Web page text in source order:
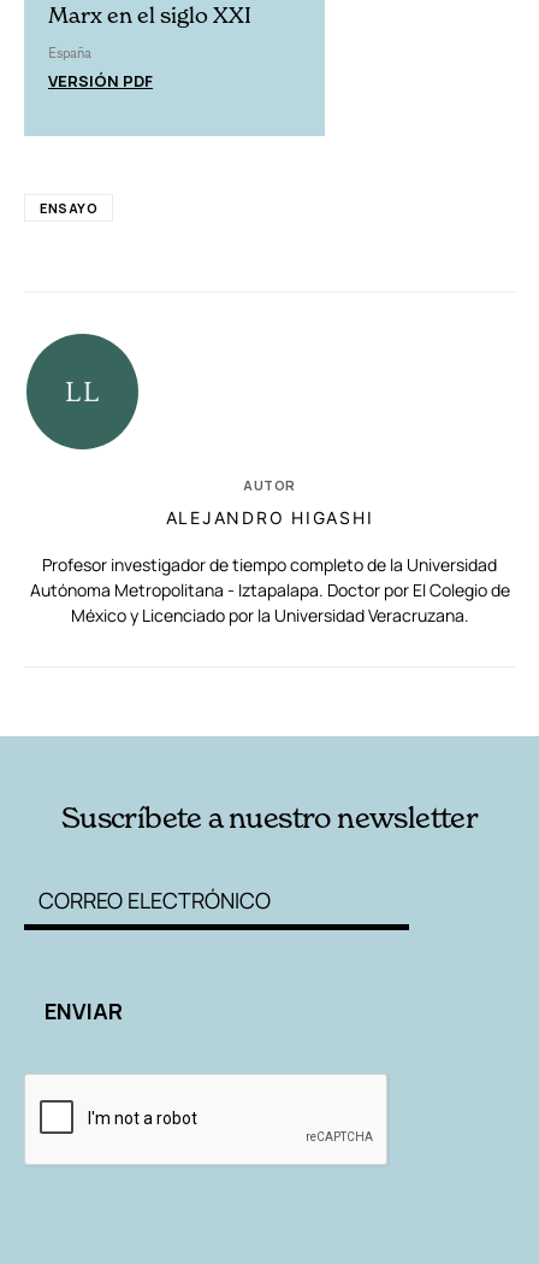
Marx en el siglo XXI
España
VERSIÓN PDF
ENSAYO
AUTOR
ALEJANDRO HIGASHI
Profesor investigador de tiempo completo de la Universidad
Autónoma Metropolitana - Iztapalapa. Doctor por El Colegio de
México y Licenciado por la Universidad Veracruzana.
Suscríbete a nuestro newsletter